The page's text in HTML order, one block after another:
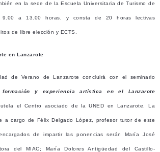
en la sede de la Escuela Universitaria de Turismo de
9.00 a 13.00 horas, y consta de 20 horas lectivas
de libre elección y ECTS.
en Lanzarote
de Verano de Lanzarote concluirá con el seminario
formación y experiencia artística en el Lanzarote
el Centro asociado de la UNED en Lanzarote. La
a cargo de Félix Delgado López, profesor tutor de este
de impartir las ponencias serán María José
del MIAC; María Dolores Antigüedad del Castillo-